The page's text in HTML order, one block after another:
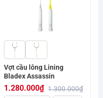
Vợt cầu lông Lining
Bladex Assassin
1.300.000₫
1.280.000₫